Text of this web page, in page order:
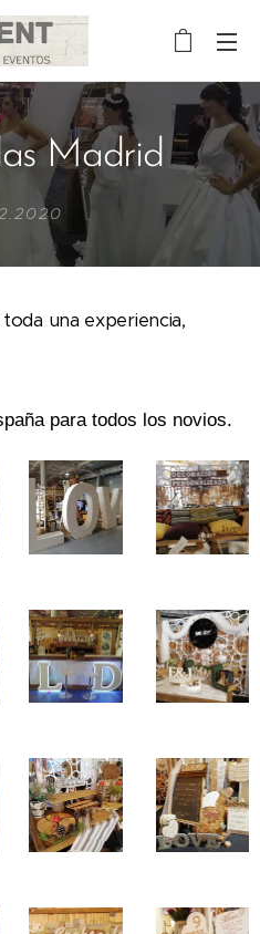
Madrid
una experiencia,
para todos los novios.